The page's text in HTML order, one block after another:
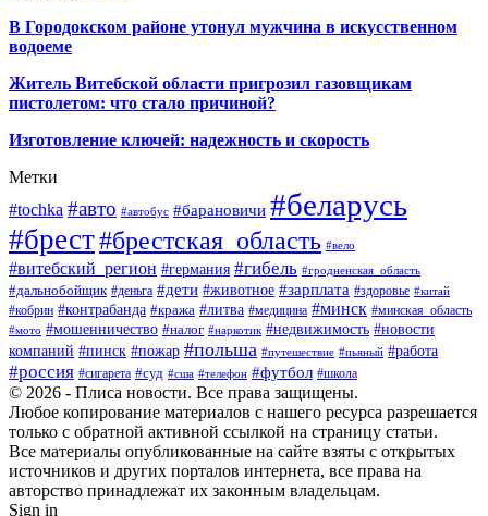
В Городокском районе утонул мужчина в искусственном
водоеме
Житель Витебской области пригрозил газовщикам
пистолетом: что стало причиной?
Изготовление ключей: надежность и скорость
Метки
#tochka #авто #автобус #барановичи #беларусь
#брест#брестская_область #вело
#витебский_регион #германия #гибель #гродненская_область
#дальнобойщик #деньга #дети #животное #зарплата #здоровье #китай
#кобрин #контрабанда #кража #литва #медицина #минск #минская_область
#мото #мошенничество #налог #наркотик #недвижимость #новости
компаний #пинск #пожар #польша #путешествие #пьяный #работа
#россия #сигарета #суд #сша #телефон #футбол #школа
© 2026 - Плиса новости. Все права защищены.
Любое копирование материалов с нашего ресурса разрешается
только с обратной активной ссылкой на страницу статьи.
Все материалы опубликованные на сайте взяты с открытых
источников и других порталов интернета, все права на
авторство принадлежат их законным владельцам.
Sign in